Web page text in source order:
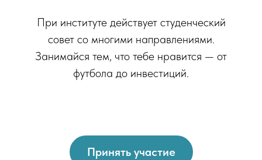
При институте действует студенческий
совет со многими направлениями.
Занимайся тем, что тебе нравится — от
футбола до инвестиций.
Принять участие